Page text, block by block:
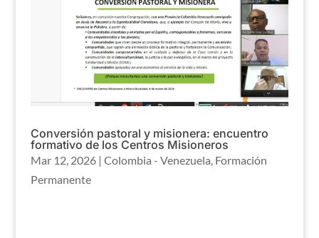
Conversión pastoral y misionera: encuentro
formativo de los Centros Misioneros
Mar 12, 2026| Colombia - Venezuela, Formación
Permanente